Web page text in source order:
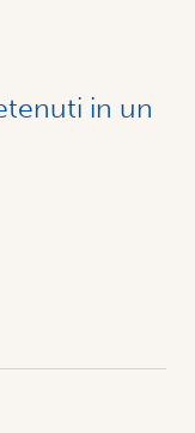
in un